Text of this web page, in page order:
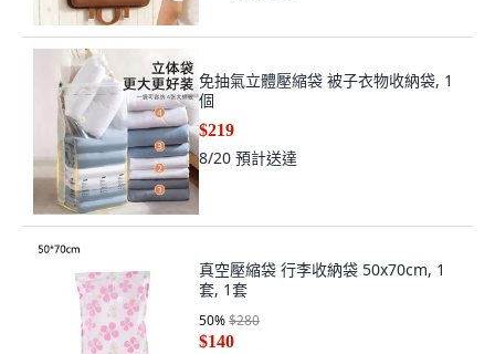
免抽氣立體壓縮袋 被子衣物收納袋, 1
個
$219
8/20 預計送達
真空壓縮袋 行李收納袋 50x70cm, 1
套, 1套
50%$280
$140